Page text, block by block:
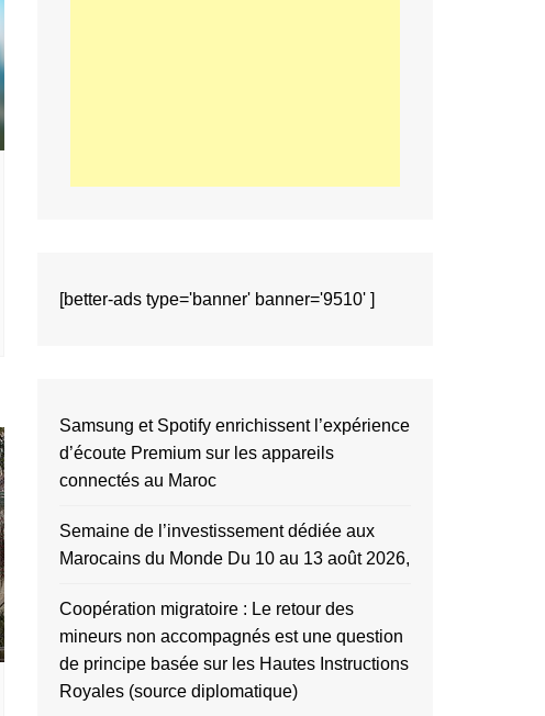
[better-ads type='banner' banner='9510' ]
Samsung et Spotify enrichissent l’expérience
d’écoute Premium sur les appareils
connectés au Maroc
Semaine de l’investissement dédiée aux
Marocains du Monde Du 10 au 13 août 2026,
Coopération migratoire : Le retour des
mineurs non accompagnés est une question
de principe basée sur les Hautes Instructions
Royales (source diplomatique)